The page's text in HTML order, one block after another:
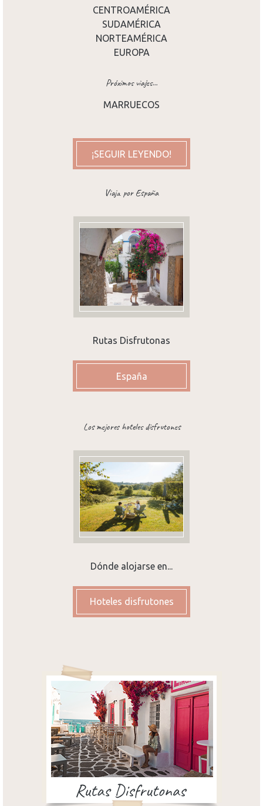
CENTROAMÉRICA
SUDAMÉRICA
NORTEAMÉRICA
EUROPA
Próximos viajes...
MARRUECOS
¡SEGUIR LEYENDO!
Viaja por España
Rutas Disfrutonas
España
Los mejores hoteles disfrutones
Dónde alojarse en...
Hoteles disfrutones